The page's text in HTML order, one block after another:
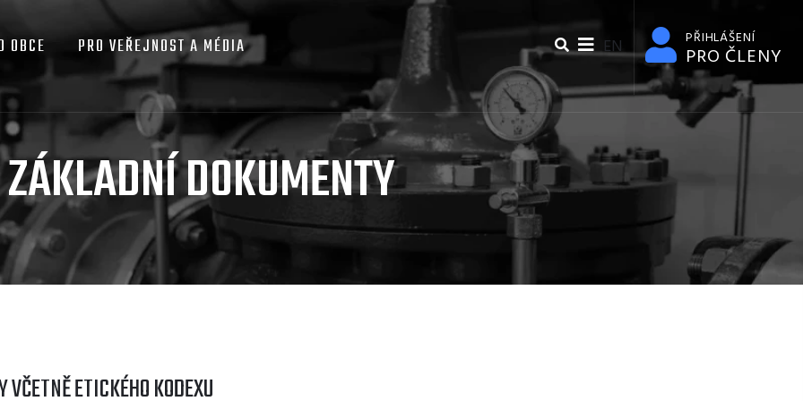
OBCE PRO VEŘEJNOST A MÉDIA PŘIHLÁŠENÍ
PRO ČLENY
EN
ZÁKLADNÍ DOKUMENTY
VČETNĚ ETICKÉHO KODEXU